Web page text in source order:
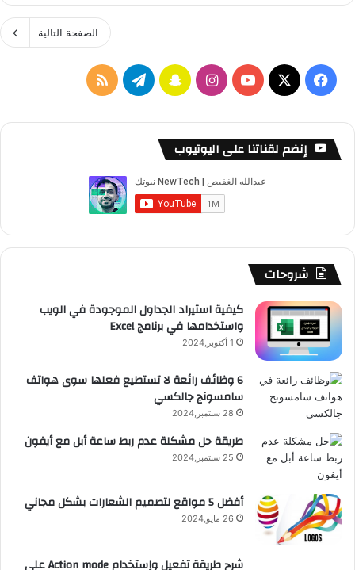
الصفحة التالية
س
ك
o
u
u
e
س
ت
ر
م
س
ا
ب
ت
ش
ت
ق
ر
ا
ص
ا
ل
و
إنضم لقناتنا على اليوتيوب
شروحات
كيفية استيراد الجداول الموجودة في الويب
واستخدامها في برنامج Excel
1 أكتوبر,2024
6 وظائف رائعة لا تستطيع فعلها سوى هواتف
سامسونج جالكسي
28 سبتمبر,2024
طريقة حل مشكلة عدم ربط ساعة أبل مع أيفون
25 سبتمبر,2024
أفضل 5 مواقع لتصميم الشعارات بشكل مجاني
26 مايو,2024
شرح طريقة تفعيل وإستخدام Action mode على